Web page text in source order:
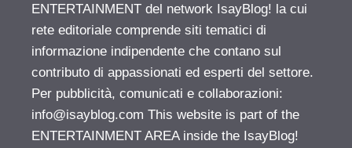
ENTERTAINMENT del network IsayBlog! la cui
rete editoriale comprende siti tematici di
informazione indipendente che contano sul
contributo di appassionati ed esperti del settore.
Per pubblicità, comunicati e collaborazioni:
info@isayblog.com This website is part of the
ENTERTAINMENT AREA inside the IsayBlog!